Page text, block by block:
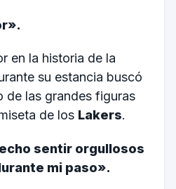
en la historia de la
su estancia buscó
de las grandes figuras
de los Lakers.
sentir orgullosos
mi paso».